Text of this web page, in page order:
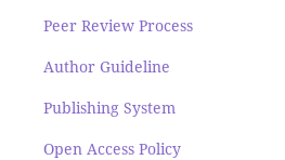
Peer Review Process
Author Guideline
Publishing System
Open Access Policy